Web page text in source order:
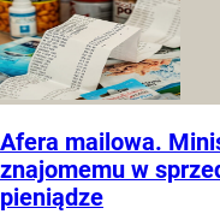
Afera mailowa.
znajomemu w
pieniądze